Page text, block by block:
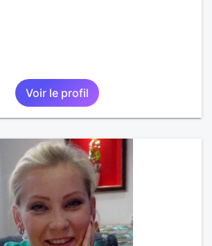
Voir le profil